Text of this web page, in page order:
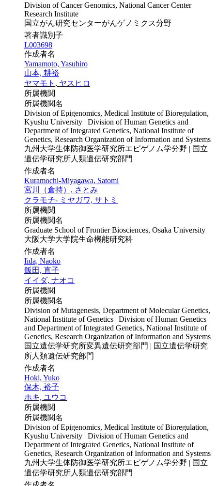
Division of Cancer Genomics, National Cancer Center
Research Institute
国立がん研究センターがんゲノミクス分野
著者識別子
L003698
作成者名
Yamamoto, Yasuhiro
山本, 耕裕
ヤマモト, ヤスヒロ
所属機関
所属機関名
Division of Epigenomics, Medical Institute of Bioregulation,
Kyushu University | Division of Human Genetics and
Department of Integrated Genetics, National Institute of
Genetics, Research Organization of Information and Systems
九州大学生体防御医学研究所エピゲノム学分野 | 国立
遺伝学研究所人類遺伝研究部門
作成者名
Kuramochi-Miyagawa, Satomi
宮川（倉持）, さとみ
クラモチ- ミヤガワ, サトミ
所属機関
所属機関名
Graduate School of Frontier Biosciences, Osaka University
大阪大学大学院生命機能研究科
作成者名
Iida, Naoko
飯田, 直子
イイダ, ナオコ
所属機関
所属機関名
Division of Mutagenesis, Department of Molecular Genetics,
National Institute of Genetics | Division of Human Genetics
and Department of Integrated Genetics, National Institute of
Genetics, Research Organization of Information and Systems
国立遺伝学研究所変異遺伝研究部門 | 国立遺伝学研究
所人類遺伝研究部門
作成者名
Hoki, Yuko
保木, 裕子
ホキ, ユウコ
所属機関
所属機関名
Division of Epigenomics, Medical Institute of Bioregulation,
Kyushu University | Division of Human Genetics and
Department of Integrated Genetics, National Institute of
Genetics, Research Organization of Information and Systems
九州大学生体防御医学研究所エピゲノム学分野 | 国立
遺伝学研究所人類遺伝研究部門